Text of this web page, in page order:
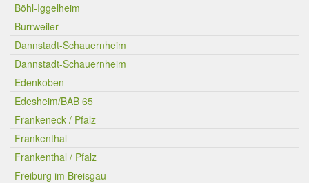
Böhl-Iggelheim
Burrweiler
Dannstadt-Schauernheim
Dannstadt-Schauernheim
Edenkoben
Edesheim/BAB 65
Frankeneck / Pfalz
Frankenthal
Frankenthal / Pfalz
Freiburg im Breisgau